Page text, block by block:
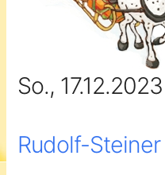
So.,
Rudolf-